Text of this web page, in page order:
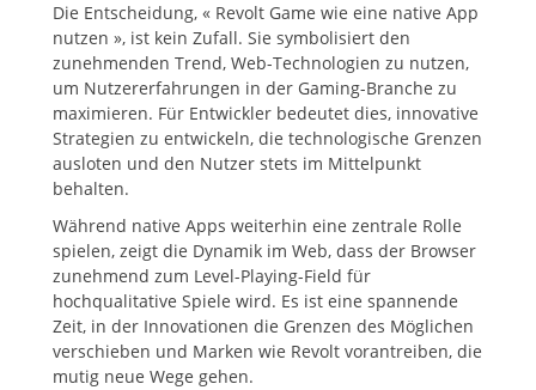
Die Entscheidung, « Revolt Game wie eine native App
nutzen », ist kein Zufall. Sie symbolisiert den
zunehmenden Trend, Web-Technologien zu nutzen,
um Nutzererfahrungen in der Gaming-Branche zu
maximieren. Für Entwickler bedeutet dies, innovative
Strategien zu entwickeln, die technologische Grenzen
ausloten und den Nutzer stets im Mittelpunkt
behalten.
Während native Apps weiterhin eine zentrale Rolle
spielen, zeigt die Dynamik im Web, dass der Browser
zunehmend zum Level-Playing-Field für
hochqualitative Spiele wird. Es ist eine spannende
Zeit, in der Innovationen die Grenzen des Möglichen
verschieben und Marken wie Revolt vorantreiben, die
mutig neue Wege gehen.